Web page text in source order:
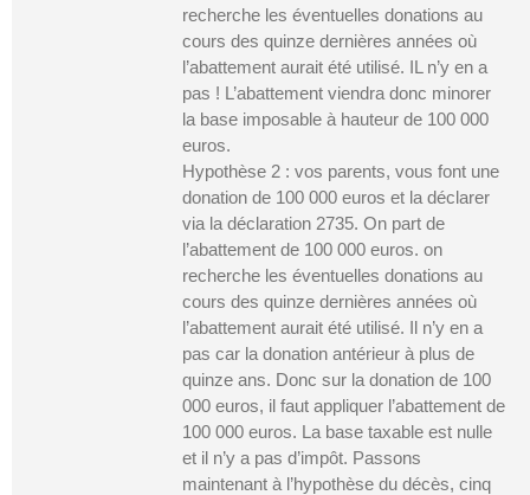
recherche les éventuelles donations au
cours des quinze dernières années où
l’abattement aurait été utilisé. IL n’y en a
pas ! L’abattement viendra donc minorer
la base imposable à hauteur de 100 000
euros.
Hypothèse 2 : vos parents, vous font une
donation de 100 000 euros et la déclarer
via la déclaration 2735. On part de
l’abattement de 100 000 euros. on
recherche les éventuelles donations au
cours des quinze dernières années où
l’abattement aurait été utilisé. Il n’y en a
pas car la donation antérieur à plus de
quinze ans. Donc sur la donation de 100
000 euros, il faut appliquer l’abattement de
100 000 euros. La base taxable est nulle
et il n’y a pas d’impôt. Passons
maintenant à l’hypothèse du décès, cinq